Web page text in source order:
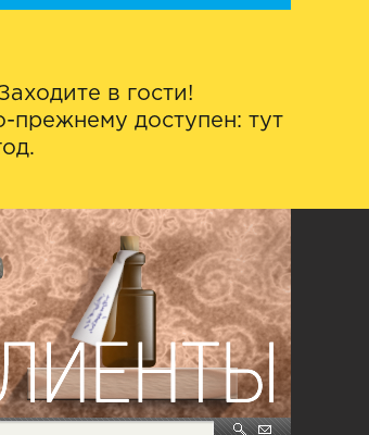
в гости!
прежнему доступен: тут